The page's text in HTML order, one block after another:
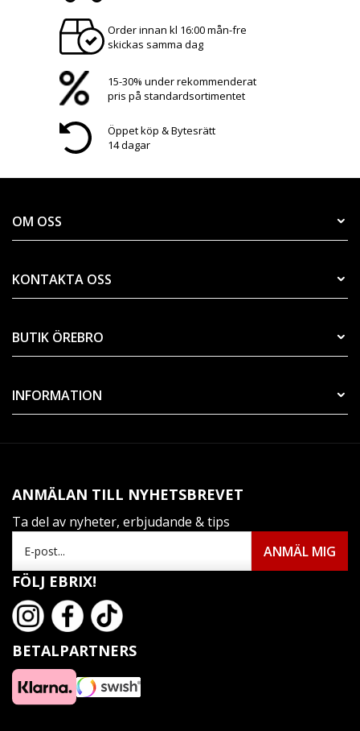
Order innan kl 16:00 mån-fre
skickas samma dag
15-30% under rekommenderat
pris på standardsortimentet
Öppet köp & Bytesrätt
14 dagar
OM OSS
KONTAKTA OSS
BUTIK ÖREBRO
INFORMATION
ANMÄLAN TILL NYHETSBREVET
Ta del av nyheter, erbjudande & tips
FÖLJ EBRIX!
BETALPARTNERS